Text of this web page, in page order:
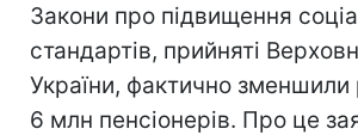
Закони про підвищення
стандартів, прийняті
України, фактично зменшили
6 млн пенсіонерів. Про це